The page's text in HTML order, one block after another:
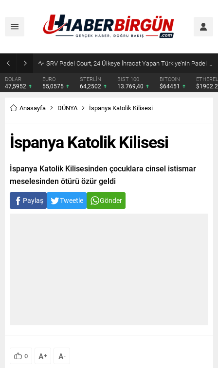
SRV Padel Court, 24 Ülkeye İhracat Yapan Türkiye’nin Padel Kortu Üretim Gücü
DOLAR
47,5952
EURO
55,0575
STERLİN
64,2502
BIST 100
13.769,40
BITCOIN
$64451
Anasayfa DÜNYA İspanya Katolik Kilisesi
İspanya Katolik Kilisesi
İspanya Katolik Kilisesinden çocuklara cinsel istismar
meselesinden ötürü özür geldi
Paylaş Tweetle Gönder
0 A+ A-